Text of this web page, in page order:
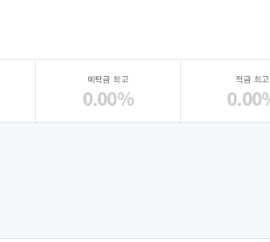
예탁금 최고
0.00%
적금 최고